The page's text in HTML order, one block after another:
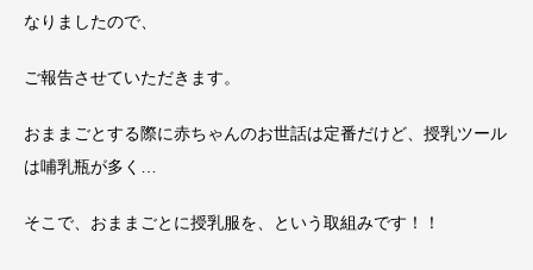
なりましたので、
ご報告させていただきます。
おままごとする際に赤ちゃんのお世話は定番だけど、授乳ツール
は哺乳瓶が多く…
そこで、おままごとに授乳服を、という取組みです！！